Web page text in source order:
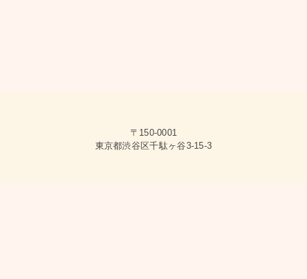
〒150-0001
東京都渋谷区千駄ヶ谷3-15-3